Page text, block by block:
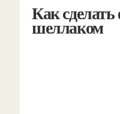
Как
шеллаком